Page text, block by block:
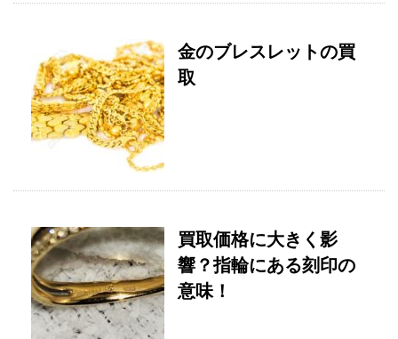
金のブレスレットの買
取
買取価格に大きく影
響？指輪にある刻印の
意味！